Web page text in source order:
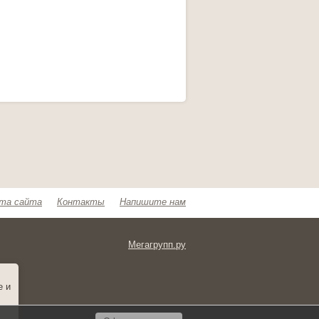
сайта Контакты Напишите нам
Мегагрупп.ру
и